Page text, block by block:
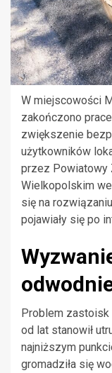
W miejscowości
zakończono
zwiększenie
użytkowników
przez Powiatowy
Wielkopolskim we
się na
pojawiały się po
Problem zastoisk
od lat stanowił
najniższym
gromadziła się